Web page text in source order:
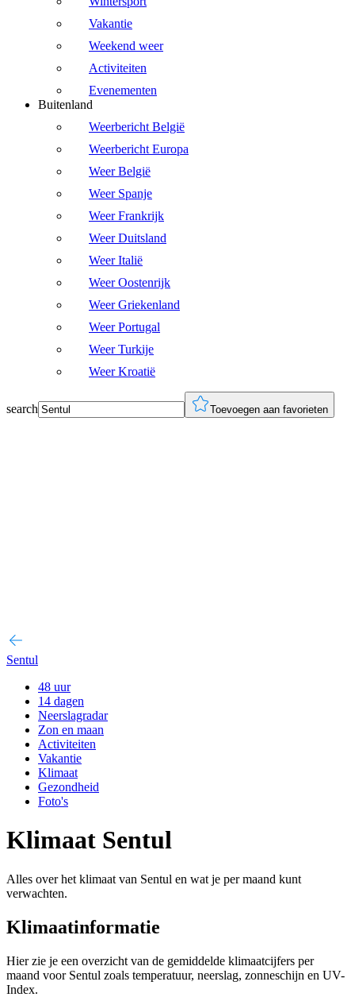
Vakantie
Weekend weer
Activiteiten
Evenementen
Buitenland
Weerbericht België
Weerbericht Europa
Weer België
Weer Spanje
Weer Frankrijk
Weer Duitsland
Weer Italië
Weer Oostenrijk
Weer Griekenland
Weer Portugal
Weer Turkije
Weer Kroatië
search Toevoegen aan favorieten
Sentul
48 uur
14 dagen
Neerslagradar
Zon en maan
Activiteiten
Vakantie
Klimaat
Gezondheid
Foto's
Klimaat Sentul
Alles over het klimaat van Sentul en wat je per maand kunt
verwachten.
Klimaatinformatie
Hier zie je een overzicht van de gemiddelde klimaatcijfers per
maand voor Sentul zoals temperatuur, neerslag, zonneschijn en UV-
Index.